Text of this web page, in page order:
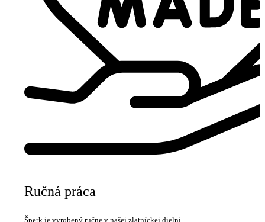
Ručná práca
Šperk je vyrobený ručne v našej zlatníckej dielni.